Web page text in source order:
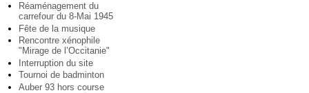
Réaménagement du
carrefour du 8-Mai 1945
Fête de la musique
Rencontre xénophile
"Mirage de l’Occitanie"
Interruption du site
Tournoi de badminton
Auber 93 hors course